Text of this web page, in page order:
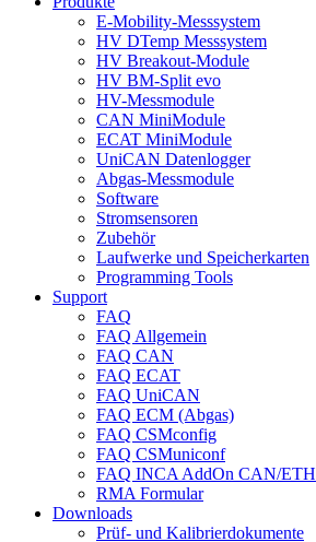
E-Mobility-Messsystem
HV DTemp Messsystem
HV Breakout-Module
HV BM-Split evo
HV-Messmodule
CAN MiniModule
ECAT MiniModule
UniCAN Datenlogger
Abgas-Messmodule
Software
Stromsensoren
Zubehör
Laufwerke und Speicherkarten
Programming Tools
Support
FAQ
FAQ Allgemein
FAQ CAN
FAQ ECAT
FAQ UniCAN
FAQ ECM (Abgas)
FAQ CSMconfig
FAQ CSMuniconf
FAQ INCA AddOn CAN/ETH
RMA Formular
Downloads
Prüf- und Kalibrierdokumente